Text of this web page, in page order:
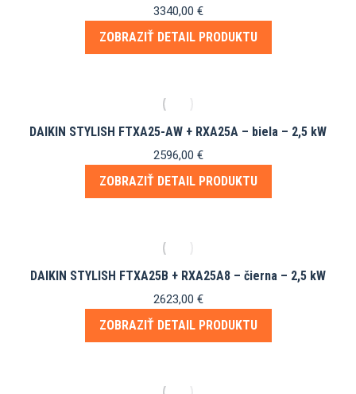
3340,00 €
ZOBRAZIŤ DETAIL PRODUKTU
DAIKIN STYLISH FTXA25-AW + RXA25A – biela – 2,5 kW
2596,00 €
ZOBRAZIŤ DETAIL PRODUKTU
DAIKIN STYLISH FTXA25B + RXA25A8 – čierna – 2,5 kW
2623,00 €
ZOBRAZIŤ DETAIL PRODUKTU